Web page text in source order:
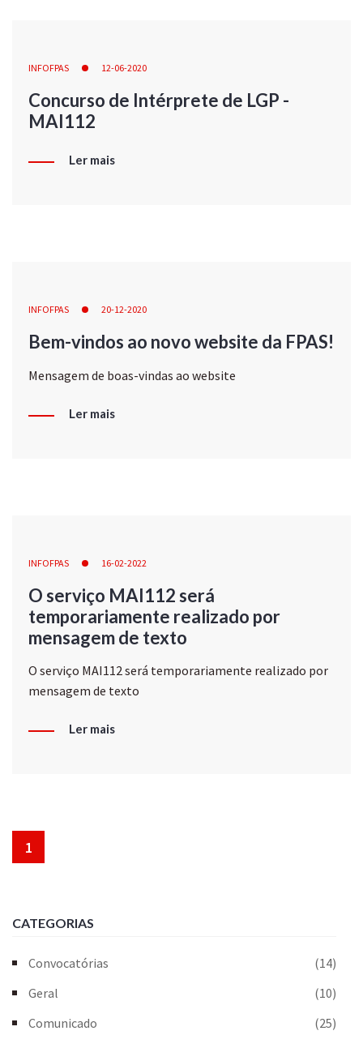
INFOFPAS 12-06-2020
Concurso de Intérprete de LGP -
MAI112
Ler mais
INFOFPAS 20-12-2020
Bem-vindos ao novo website da FPAS!
Mensagem de boas-vindas ao website
Ler mais
INFOFPAS 16-02-2022
O serviço MAI112 será
temporariamente realizado por
mensagem de texto
O serviço MAI112 será temporariamente realizado por
mensagem de texto
Ler mais
1
CATEGORIAS
Convocatórias
(14)
Geral
(10)
Comunicado
(25)